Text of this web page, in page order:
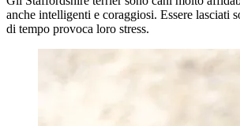
anche intelligenti e coraggiosi. Essere lasciati
di tempo provoca loro stress.